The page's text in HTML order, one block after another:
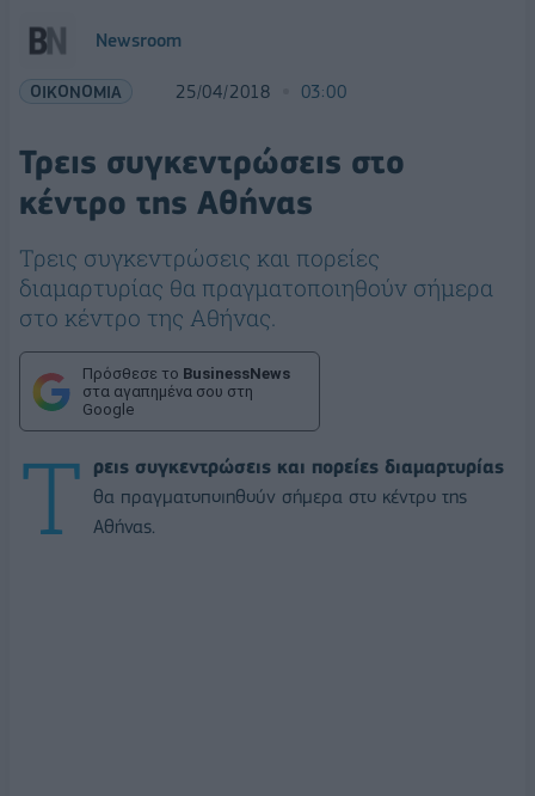
Newsroom
ΟΙΚΟΝΟΜΙΑ 25/04/2018 03:00
Τρεις συγκεντρώσεις στο
κέντρο της Αθήνας
Τρεις συγκεντρώσεις και πορείες
διαμαρτυρίας θα πραγματοποιηθούν σήμερα
στο κέντρο της Αθήνας.
Πρόσθεσε το BusinessNews
στα αγαπημένα σου στη
Google
Τ
ρεις συγκεντρώσεις και πορείες διαμαρτυρίας
θα πραγματοποιηθούν σήμερα στο κέντρο της
Αθήνας.